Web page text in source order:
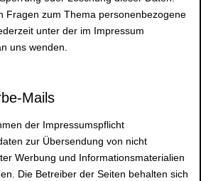
Fragen zum Thema personenbezogene
unter der im Impressum
uns wenden.
Mails
der Impressumspflicht
zur Übersendung von nicht
Werbung und Informationsmaterialien
Die Betreiber der Seiten behalten sich